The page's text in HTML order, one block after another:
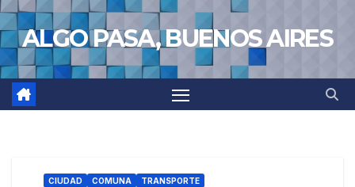
Saltar
al
contenido
ALGO PASA, BUENOS AIRES
CIUDAD COMUNA TRANSPORTE